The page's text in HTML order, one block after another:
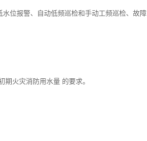
位报警、自动低频巡检和手动工频巡检、故障
期火灾消防用水量 的要求。